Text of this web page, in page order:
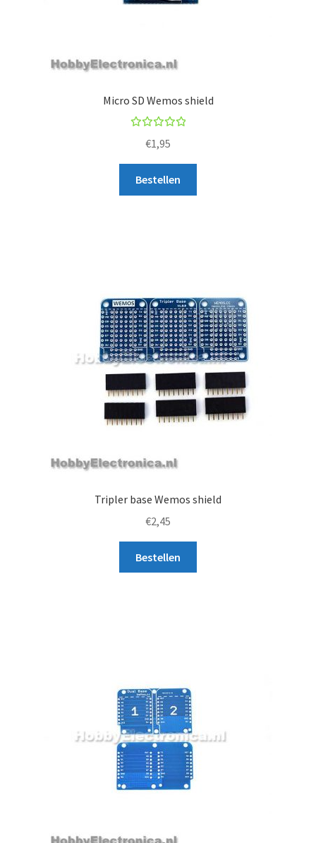
Micro SD Wemos shield
ling
5.00uit
5
€1,95
Bestellen
Tripler base Wemos shield
€2,45
Bestellen